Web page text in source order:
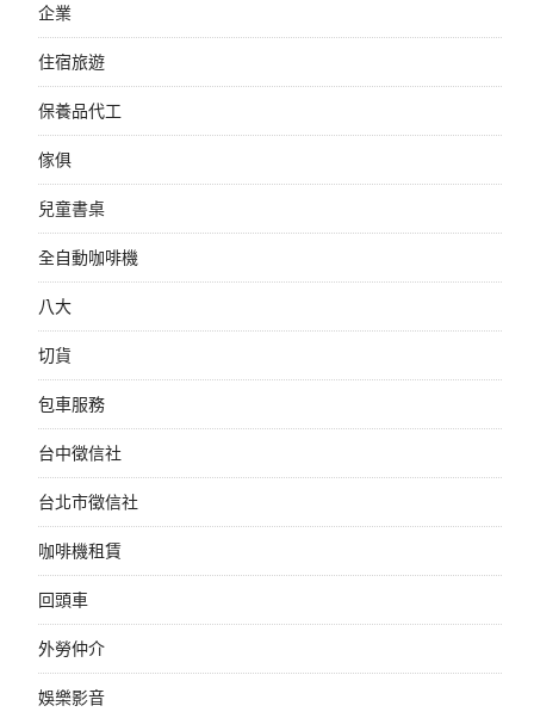
企業
住宿旅遊
保養品代工
傢俱
兒童書桌
全自動咖啡機
八大
切貨
包車服務
台中徵信社
台北市徵信社
咖啡機租賃
回頭車
外勞仲介
娛樂影音